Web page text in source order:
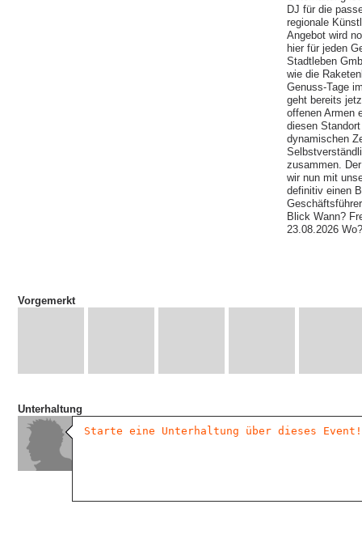
DJ für die
regionale
Angebot wird
hier für jeden
Stadtleben
wie die
Genuss-Tage
geht bereits
offenen Armen
diesen
dynamischen
zusammen.
wir nun mit
definitiv einen
Blick Wann?
23.08.2026
Vorgemerkt
Unterhaltung